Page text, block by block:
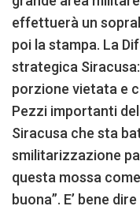
effettuerà un
poi la stampa. La
strategica
porzione vietata e
Pezzi importanti
Siracusa che sta
smilitarizzazione
questa mossa
buona”. E’ bene